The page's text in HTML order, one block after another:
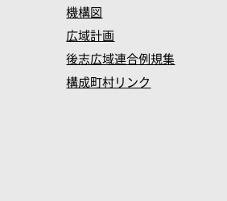
機構図
広域計画
後志広域連合例規集
構成町村リンク